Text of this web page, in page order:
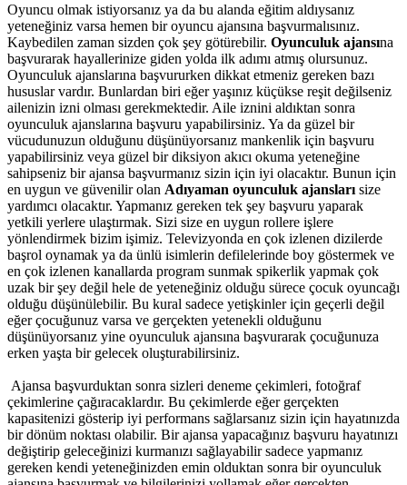
Oyuncu olmak istiyorsanız ya da bu alanda eğitim aldıysanız
yeteneğiniz varsa hemen bir oyuncu ajansına başvurmalısınız.
Kaybedilen zaman sizden çok şey götürebilir. Oyunculuk ajansına
başvurarak hayallerinize giden yolda ilk adımı atmış olursunuz.
Oyunculuk ajanslarına başvururken dikkat etmeniz gereken bazı
hususlar vardır. Bunlardan biri eğer yaşınız küçükse reşit değilseniz
ailenizin izni olması gerekmektedir. Aile iznini aldıktan sonra
oyunculuk ajanslarına başvuru yapabilirsiniz. Ya da güzel bir
vücudunuzun olduğunu düşünüyorsanız mankenlik için başvuru
yapabilirsiniz veya güzel bir diksiyon akıcı okuma yeteneğine
sahipseniz bir ajansa başvurmanız sizin için iyi olacaktır. Bunun için
en uygun ve güvenilir olan Adıyaman oyunculuk ajansları size
yardımcı olacaktır. Yapmanız gereken tek şey başvuru yaparak
yetkili yerlere ulaştırmak. Sizi size en uygun rollere işlere
yönlendirmek bizim işimiz. Televizyonda en çok izlenen dizilerde
başrol oynamak ya da ünlü isimlerin defilelerinde boy göstermek ve
en çok izlenen kanallarda program sunmak spikerlik yapmak çok
uzak bir şey değil hele de yeteneğiniz olduğu sürece çocuk oyuncağı
olduğu düşünülebilir. Bu kural sadece yetişkinler için geçerli değil
eğer çocuğunuz varsa ve gerçekten yetenekli olduğunu
düşünüyorsanız yine oyunculuk ajansına başvurarak çocuğunuza
erken yaşta bir gelecek oluşturabilirsiniz.
Ajansa başvurduktan sonra sizleri deneme çekimleri, fotoğraf
çekimlerine çağıracaklardır. Bu çekimlerde eğer gerçekten
kapasitenizi gösterip iyi performans sağlarsanız sizin için hayatınızda
bir dönüm noktası olabilir. Bir ajansa yapacağınız başvuru hayatınızı
değiştirip geleceğinizi kurmanızı sağlayabilir sadece yapmanız
gereken kendi yeteneğinizden emin olduktan sonra bir oyunculuk